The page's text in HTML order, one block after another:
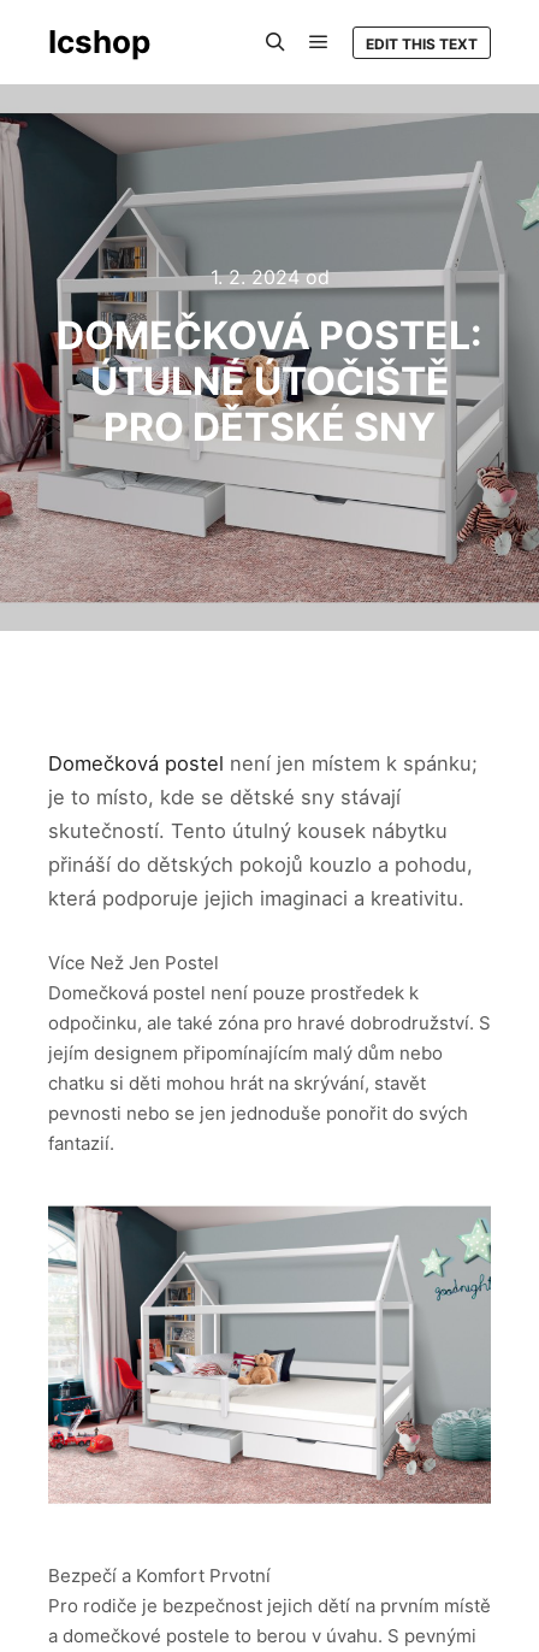
Icshop EDIT THIS TEXT
1. 2. 2024od
DOMEČKOVÁ POSTEL:
ÚTULNÉ ÚTOČIŠTĚ
PRO DĚTSKÉ SNY
Domečková postel není jen místem k spánku;
je to místo, kde se dětské sny stávají
skutečností. Tento útulný kousek nábytku
přináší do dětských pokojů kouzlo a pohodu,
která podporuje jejich imaginaci a kreativitu.
Více Než Jen Postel
Domečková postel není pouze prostředek k
odpočinku, ale také zóna pro hravé dobrodružství. S
jejím designem připomínajícím malý dům nebo
chatku si děti mohou hrát na skrývání, stavět
pevnosti nebo se jen jednoduše ponořit do svých
fantazií.
Bezpečí a Komfort Prvotní
Pro rodiče je bezpečnost jejich dětí na prvním místě
a domečkové postele to berou v úvahu. S pevnými